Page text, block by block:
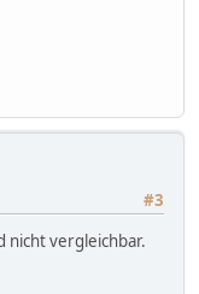
#3
nicht vergleichbar.